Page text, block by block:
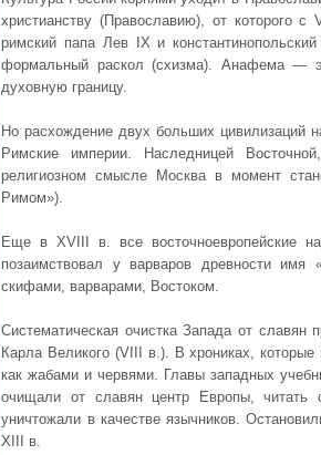
христианству (Православию), от которого
римский папа Лев IX и
формальный раскол (схизма). Анафема —
духовную границу.
Но расхождение двух больших
Римские империи. Наследницей
религиозном смысле Москва в момент
Римом»).
Еще в XVIII в. все восточноевропейские
позаимствовал у варваров древности
скифами, варварами, Востоком.
Систематическая очистка Запада от
Карла Великого (VIII в.). В хрониках,
как жабами и червями. Главы западных
очищали от славян центр Европы,
уничтожали в качестве язычников.
XIII в.